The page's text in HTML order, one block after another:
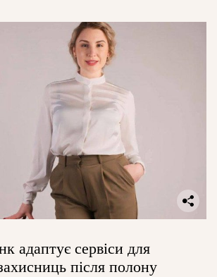
адаптує сервіси для
після полону